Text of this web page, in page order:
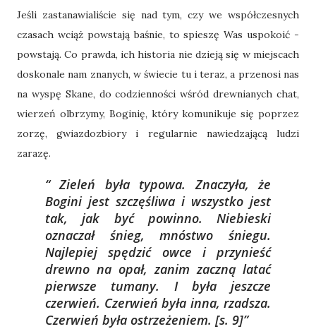
Jeśli zastanawialiście się nad tym, czy we współczesnych
czasach wciąż powstają baśnie, to spieszę Was uspokoić -
powstają. Co prawda, ich historia nie dzieją się w miejscach
doskonale nam znanych, w świecie tu i teraz, a przenosi nas
na wyspę Skane, do codzienności wśród drewnianych chat,
wierzeń olbrzymy, Boginię, który komunikuje się poprzez
zorzę, gwiazdozbiory i regularnie nawiedzającą ludzi
zarazę.
Zieleń była typowa. Znaczyła, że
Bogini jest szczęśliwa i wszystko jest
tak, jak być powinno. Niebieski
oznaczał śnieg, mnóstwo śniegu.
Najlepiej spędzić owce i przynieść
drewno na opał, zanim zaczną latać
pierwsze tumany. I była jeszcze
czerwień. Czerwień była inna, rzadsza.
Czerwień była ostrzeżeniem. [s. 9]